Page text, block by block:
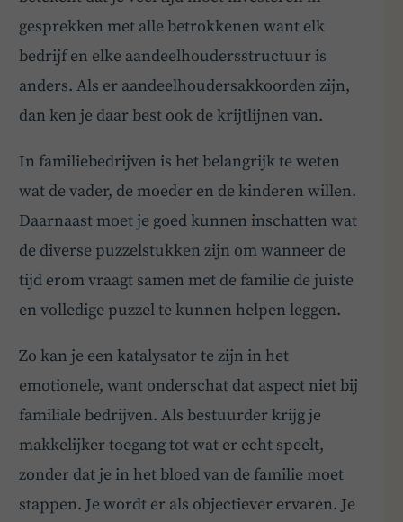
gesprekken met alle betrokkenen want elk
bedrijf en elke aandeelhoudersstructuur is
anders. Als er aandeelhoudersakkoorden zijn,
dan ken je daar best ook de krijtlijnen van.
In familiebedrijven is het belangrijk te weten
wat de vader, de moeder en de kinderen willen.
Daarnaast moet je goed kunnen inschatten wat
de diverse puzzelstukken zijn om wanneer de
tijd erom vraagt samen met de familie de juiste
en volledige puzzel te kunnen helpen leggen.
Zo kan je een katalysator te zijn in het
emotionele, want onderschat dat aspect niet bij
familiale bedrijven. Als bestuurder krijg je
makkelijker toegang tot wat er echt speelt,
zonder dat je in het bloed van de familie moet
stappen. Je wordt er als objectiever ervaren. Je